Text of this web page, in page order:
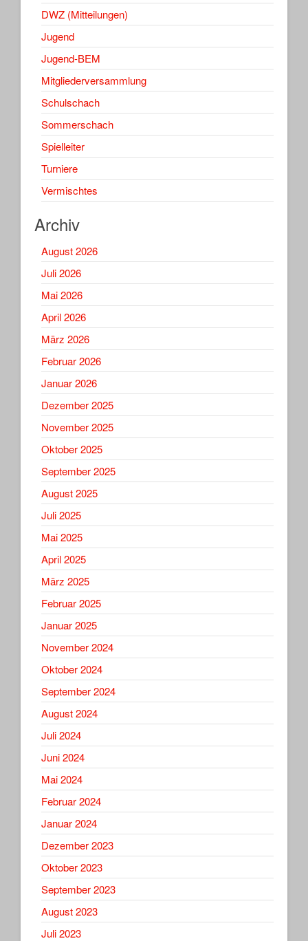
DWZ (Mitteilungen)
Jugend
Jugend-BEM
Mitgliederversammlung
Schulschach
Sommerschach
Spielleiter
Turniere
Vermischtes
Archiv
August 2026
Juli 2026
Mai 2026
April 2026
März 2026
Februar 2026
Januar 2026
Dezember 2025
November 2025
Oktober 2025
September 2025
August 2025
Juli 2025
Mai 2025
April 2025
März 2025
Februar 2025
Januar 2025
November 2024
Oktober 2024
September 2024
August 2024
Juli 2024
Juni 2024
Mai 2024
Februar 2024
Januar 2024
Dezember 2023
Oktober 2023
September 2023
August 2023
Juli 2023